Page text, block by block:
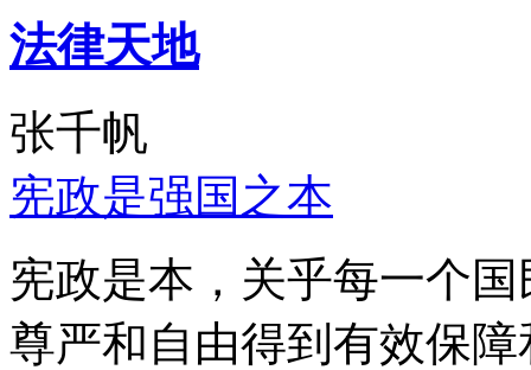
法律天地
张千帆
宪政是强国之本
宪政是本，关乎每一个
尊严和自由得到有效保